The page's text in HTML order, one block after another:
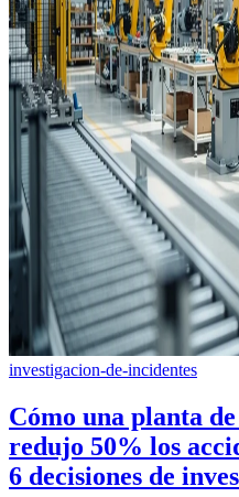
investigacion-de-incidentes
Cómo una planta
redujo 50% los
6 decisiones de